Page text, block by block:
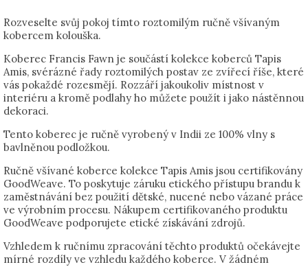
Rozveselte svůj pokoj tímto roztomilým ručně všívaným
kobercem kolouška.
Koberec Francis Fawn je součástí kolekce koberců Tapis
Amis, svérázné řady roztomilých postav ze zvířecí říše, které
vás pokaždé rozesmějí. Rozzáří jakoukoliv místnost v
interiéru a kromě podlahy ho můžete použít i jako nástěnnou
dekoraci.
Tento koberec je ručně vyrobený v Indii ze 100% vlny s
bavlněnou podložkou.
Ručně všívané koberce kolekce Tapis Amis jsou certifikovány
GoodWeave. To poskytuje záruku etického přístupu brandu k
zaměstnávání bez použití dětské, nucené nebo vázané práce
ve výrobním procesu. Nákupem certifikovaného produktu
GoodWeave podporujete etické získávání zdrojů.
Vzhledem k ručnímu zpracování těchto produktů očekávejte
mírné rozdíly ve vzhledu každého koberce. V žádném